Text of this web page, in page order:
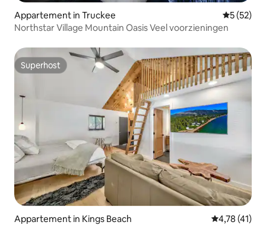
Appartement in Truckee
5 (52)
Northstar Village Mountain Oasis Veel voorzieningen
Superhost
Superhost
Appartement in Kings Beach Gemiddelde
4,78 (41)